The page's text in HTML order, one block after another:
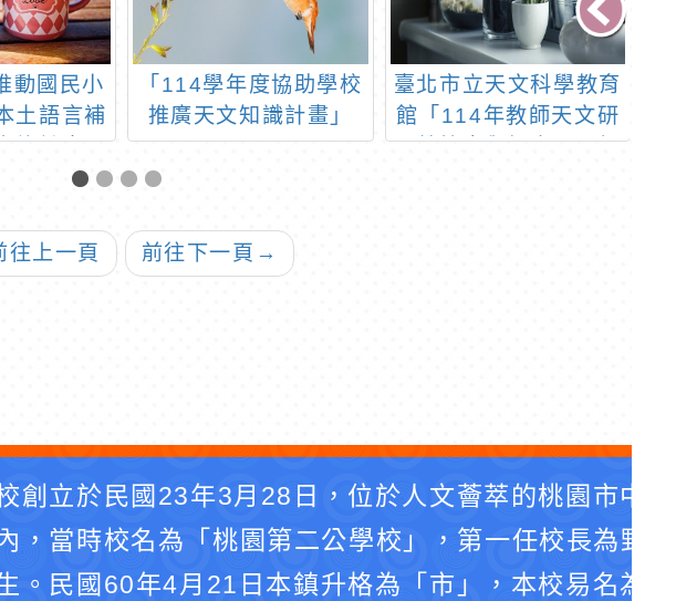
動國民小
土語言補
施計畫」
坊研習
「114學年度協助學校
推廣天文知識計畫」
臺北市立天文科學教育
館「114年教師天文研
習營簡章與課表」，如
往上一頁 前往下一頁 →
創立於民國23年3月28日，位於人文薈萃的桃園市中
，當時校名為「桃園第二公學校」，第一任校長為野
。民國60年4月21日本鎮升格為「市」，本校易名為